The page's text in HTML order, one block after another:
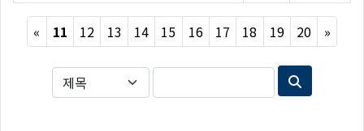
« Previous
11 12 13 14 15 16 17 18 19 20 »Next